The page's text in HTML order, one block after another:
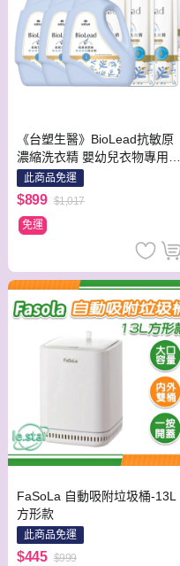
《台塑生醫》BioLead抗敏原
濃縮洗衣精 嬰幼兒衣物專用(3
瓶+6包)
此商品免運
$899 $1,017
免運
FaSoLa 自動吸附垃圾桶-13L
方形款
此商品免運
$445 $999